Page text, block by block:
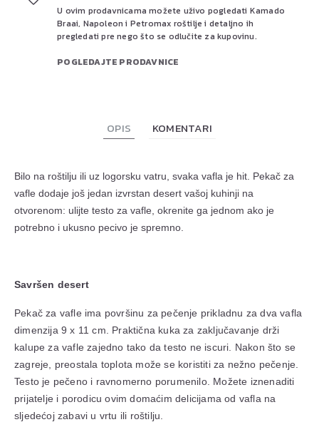
U ovim prodavnicama možete uživo pogledati Kamado
Braai, Napoleon i Petromax roštilje i detaljno ih
pregledati pre nego što se odlučite za kupovinu.
POGLEDAJTE PRODAVNICE
OPIS KOMENTARI
Bilo na roštilju ili uz logorsku vatru, svaka vafla je hit. Pekač za
vafle dodaje još jedan izvrstan desert vašoj kuhinji na
otvorenom: ulijte testo za vafle, okrenite ga jednom ako je
potrebno i ukusno pecivo je spremno.
Savršen desert
Pekač za vafle ima površinu za pečenje prikladnu za dva vafla
dimenzija 9 x 11 cm. Praktična kuka za zaključavanje drži
kalupe za vafle zajedno tako da testo ne iscuri. Nakon što se
zagreje, preostala toplota može se koristiti za nežno pečenje.
Testo je pečeno i ravnomerno porumenilo. Možete iznenaditi
prijatelje i porodicu ovim domaćim delicijama od vafla na
sljedećoj zabavi u vrtu ili roštilju.